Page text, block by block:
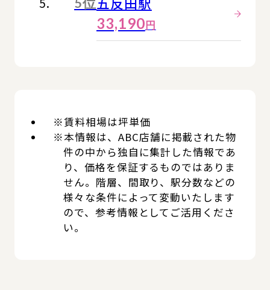
33,190円
※賃料相場は坪単価
※本情報は、ABC店舗に掲載された物
件の中から独自に集計した情報であ
り、価格を保証するものではありま
せん。階層、間取り、駅分数などの
様々な条件によって変動いたします
ので、参考情報としてご活用くださ
い。